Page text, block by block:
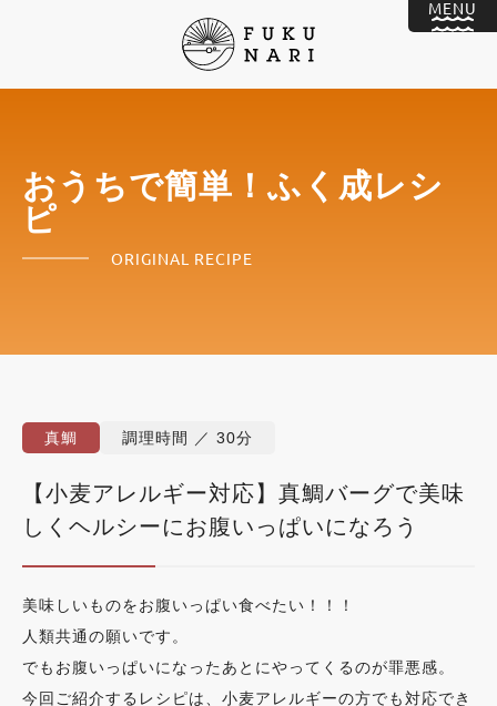
おうちで簡単！ふく成レシ
ピ
ORIGINAL RECIPE
真鯛 調理時間 ／ 30分
【小麦アレルギー対応】真鯛バーグで美味
しくヘルシーにお腹いっぱいになろう
美味しいものをお腹いっぱい食べたい！！！
人類共通の願いです。
でもお腹いっぱいになったあとにやってくるのが罪悪感。
今回ご紹介するレシピは、小麦アレルギーの方でも対応でき